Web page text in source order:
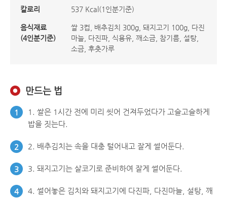
칼로리 537 Kcal(1인분기준)
음식재료
(4인분기준)
쌀 3컵, 배추김치 300g, 돼지고기 100g, 다진
마늘, 다진파, 식용유, 깨소금, 참기름, 설탕,
소금, 후춧가루
만드는 법
1
1. 쌀은 1시간 전에 미리 씻어 건져두었다가 고슬고슬하게
밥을 짓는다.
2 2. 배추김치는 속을 대충 털어내고 잘게 썰어둔다.
3 3. 돼지고기는 살코기로 준비하여 잘게 썰어둔다.
4
4. 썰어놓은 김치와 돼지고기에 다진파, 다진마늘, 설탕, 깨